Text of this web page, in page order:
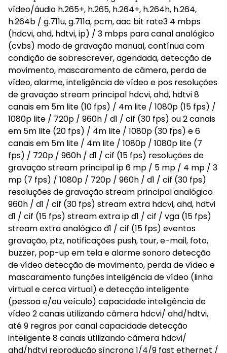
vídeo/áudio h.265+, h.265, h.264+, h.264h, h.264,
h.264b / g.711u, g.711a, pcm, aac bit rate3 4 mbps
(hdcvi, ahd, hdtvi, ip) / 3 mbps para canal analógico
(cvbs) modo de gravação manual, contínua com
condição de sobrescrever, agendada, detecção de
movimento, mascaramento de câmera, perda de
vídeo, alarme, inteligência de vídeo e pos resoluções
de gravação stream principal hdcvi, ahd, hdtvi 8
canais em 5m lite (10 fps) / 4m lite / 1080p (15 fps) /
1080p lite / 720p / 960h / d1 / cif (30 fps) ou 2 canais
em 5m lite (20 fps) / 4m lite / 1080p (30 fps) e 6
canais em 5m lite / 4m lite / 1080p / 1080p lite (7
fps) / 720p / 960h / d1 / cif (15 fps) resoluções de
gravação stream principal ip 6 mp / 5 mp / 4 mp / 3
mp (7 fps) / 1080p / 720p / 960h / d1 / cif (30 fps)
resoluções de gravação stream principal analógico
960h / d1 / cif (30 fps) stream extra hdcvi, ahd, hdtvi
d1 / cif (15 fps) stream extra ip d1 / cif / vga (15 fps)
stream extra analógico d1 / cif (15 fps) eventos
gravação, ptz, notificações push, tour, e-mail, foto,
buzzer, pop-up em tela e alarme sonoro detecção
de vídeo detecção de movimento, perda de vídeo e
mascaramento funções inteligência de vídeo (linha
virtual e cerca virtual) e detecção inteligente
(pessoa e/ou veículo) capacidade inteligência de
vídeo 2 canais utilizando câmera hdcvi/ ahd/hdtvi,
até 9 regras por canal capacidade detecção
inteligente 8 canais utilizando câmera hdcvi/
ahd/hdtvi reprodução síncrona 1/4/9 fast ethernet /